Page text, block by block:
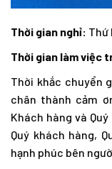
Thời gian nghỉ: Thứ
Thời gian làm việc
Thời khắc chuyển
chân thành cảm
Khách hàng và
Quý khách hàng,
hạnh phúc bên